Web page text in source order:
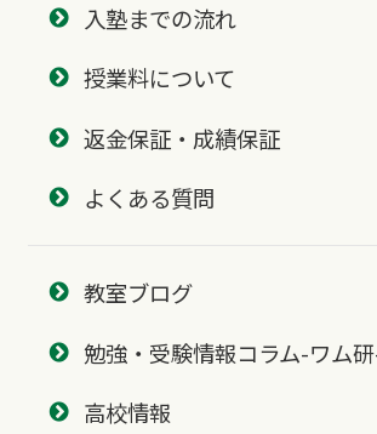
入塾までの流れ
授業料について
返金保証・成績保証
よくある質問
教室ブログ
勉強・受験情報コラム-ワム
高校情報